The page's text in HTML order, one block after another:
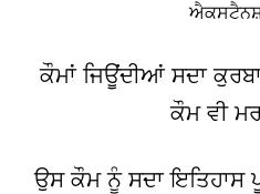
ਕੌਮਾਂ ਜਿਊਂਦੀਆਂ ਸਦਾ
ਕੌਮ ਵੀ
ਉਸ ਕੌਮ ਨੂੰ ਸਦਾ ਇਤਿਹਾਸ